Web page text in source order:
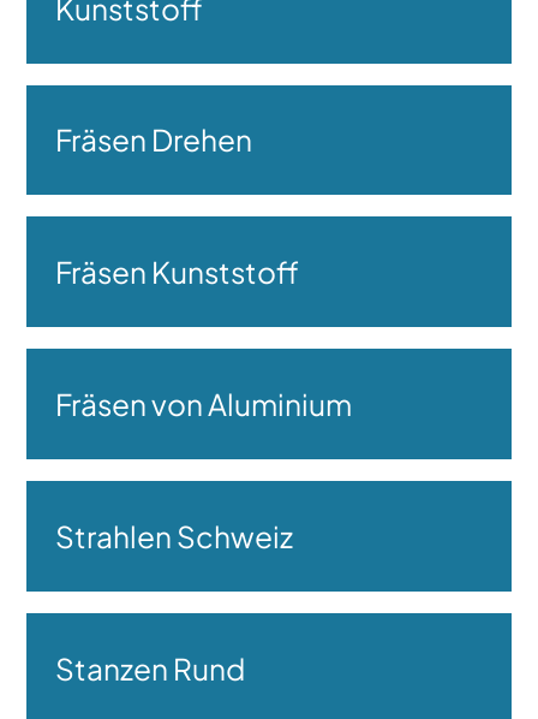
Kunststoff
Fräsen Drehen
Fräsen Kunststoff
Fräsen von Aluminium
Strahlen Schweiz
Stanzen Rund